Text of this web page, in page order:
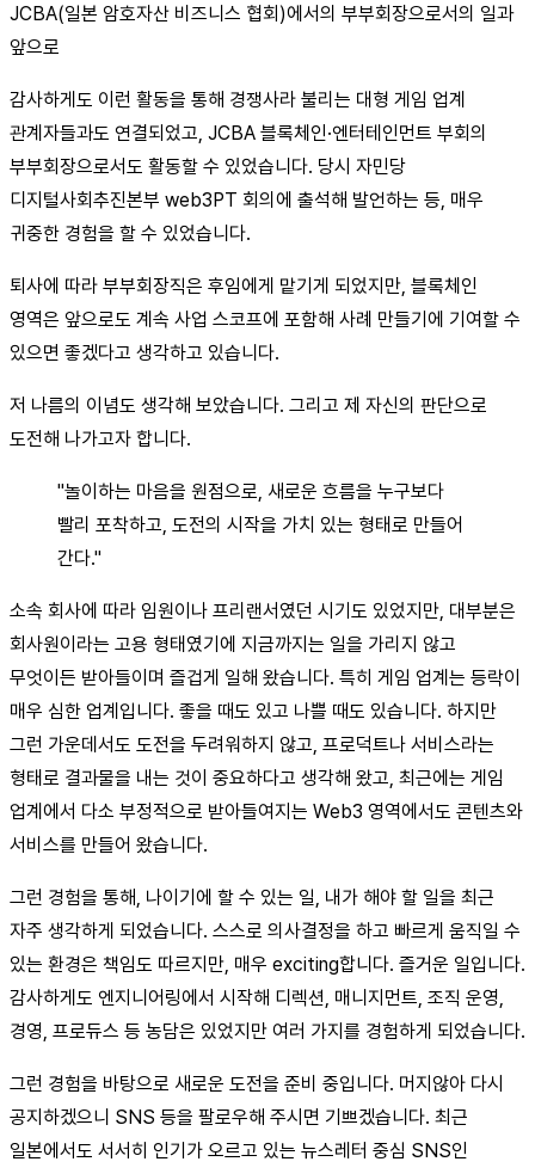
JCBA(일본 암호자산 비즈니스 협회)에서의 부부회장으로서의 일과
앞으로
감사하게도 이런 활동을 통해 경쟁사라 불리는 대형 게임 업계
관계자들과도 연결되었고, JCBA 블록체인·엔터테인먼트 부회의
부부회장으로서도 활동할 수 있었습니다. 당시 자민당
디지털사회추진본부 web3PT 회의에 출석해 발언하는 등, 매우
귀중한 경험을 할 수 있었습니다.
퇴사에 따라 부부회장직은 후임에게 맡기게 되었지만, 블록체인
영역은 앞으로도 계속 사업 스코프에 포함해 사례 만들기에 기여할 수
있으면 좋겠다고 생각하고 있습니다.
저 나름의 이념도 생각해 보았습니다. 그리고 제 자신의 판단으로
도전해 나가고자 합니다.
"놀이하는 마음을 원점으로, 새로운 흐름을 누구보다
빨리 포착하고, 도전의 시작을 가치 있는 형태로 만들어
간다."
소속 회사에 따라 임원이나 프리랜서였던 시기도 있었지만, 대부분은
회사원이라는 고용 형태였기에 지금까지는 일을 가리지 않고
무엇이든 받아들이며 즐겁게 일해 왔습니다. 특히 게임 업계는 등락이
매우 심한 업계입니다. 좋을 때도 있고 나쁠 때도 있습니다. 하지만
그런 가운데서도 도전을 두려워하지 않고, 프로덕트나 서비스라는
형태로 결과물을 내는 것이 중요하다고 생각해 왔고, 최근에는 게임
업계에서 다소 부정적으로 받아들여지는 Web3 영역에서도 콘텐츠와
서비스를 만들어 왔습니다.
그런 경험을 통해, 나이기에 할 수 있는 일, 내가 해야 할 일을 최근
자주 생각하게 되었습니다. 스스로 의사결정을 하고 빠르게 움직일 수
있는 환경은 책임도 따르지만, 매우 exciting합니다. 즐거운 일입니다.
감사하게도 엔지니어링에서 시작해 디렉션, 매니지먼트, 조직 운영,
경영, 프로듀스 등 농담은 있었지만 여러 가지를 경험하게 되었습니다.
그런 경험을 바탕으로 새로운 도전을 준비 중입니다. 머지않아 다시
공지하겠으니 SNS 등을 팔로우해 주시면 기쁘겠습니다. 최근
일본에서도 서서히 인기가 오르고 있는 뉴스레터 중심 SNS인